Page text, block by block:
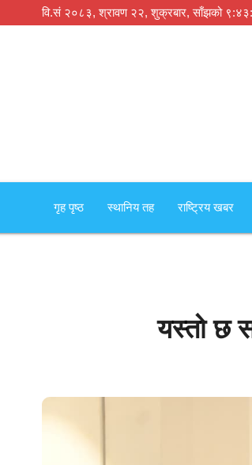
वि.सं २०८३, श्रावण २२, शुक्रबार,साँझको
गृह पृष्‍ठ स्थानिय तह राष्ट्रिय खबर
यस्तो छ